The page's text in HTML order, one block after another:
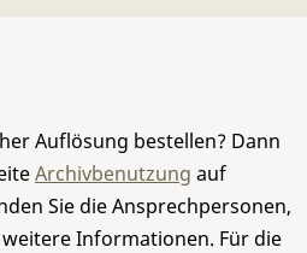
Auflösung bestellen? Dann
Archivbenutzung auf
Sie die Ansprechpersonen,
Informationen. Für die